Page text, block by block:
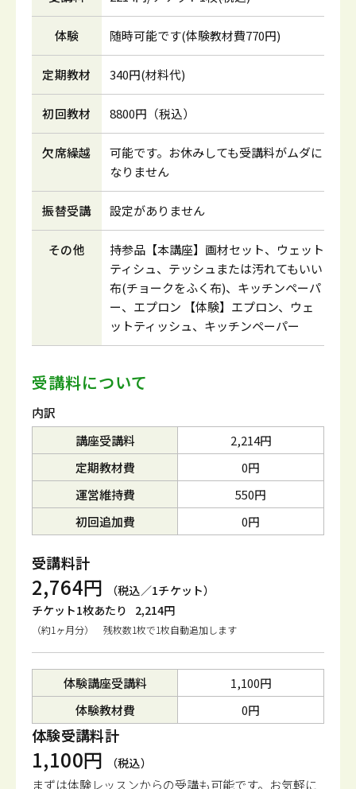
体験 随時可能です(体験教材費770円)
定期教材 340円(材料代)
初回教材 8800円（税込）
欠席繰越
可能です。お休みしても受講料がムダに
なりません
振替受講 設定がありません
その他
持参品【本講座】画材セット、ウェット
ティシュ、テッシュまたは汚れてもいい
布(チョークをふく布)、キッチンペーパ
ー、エプロン 【体験】エプロン、ウェ
ットティッシュ、キッチンペーパー
受講料について
内訳
講座受講料
2,214円
定期教材費
0円
運営維持費
550円
初回追加費
0円
受講料計
2,764円
（税込／1チケット）
チケット1枚あたり
2,214円
（約1ヶ月分） 残枚数1枚で1枚自動追加します
体験講座受講料
1,100円
体験教材費
0円
体験受講料計
1,100円 （税込）
まずは体験レッスンからの受講も可能です。 お気軽に